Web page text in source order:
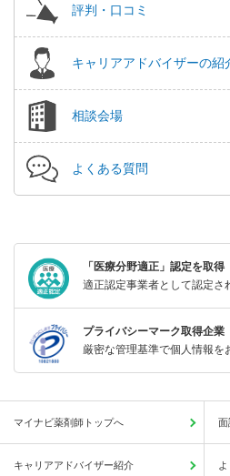
評判・口コミ
キャリアアドバイザーの紹
相談会場
よくある質問
「医療分野適正」認定を取得
適正認定事業者として認定さ
プライバシーマーク取得企業
厳密な管理基準で個人情報を
マイナビ薬剤師トップへ 面
キャリアアドバイザー紹介